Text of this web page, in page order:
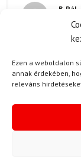
Ezen a weboldalon
annak érdekében,
releváns
B. Pál
A
A